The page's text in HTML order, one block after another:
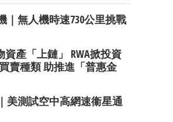
｜無人機時速730公里挑戰
資產「上鏈」 RWA掀投資
賣種類 助推進「普惠金
美測試空中高網速衞星通